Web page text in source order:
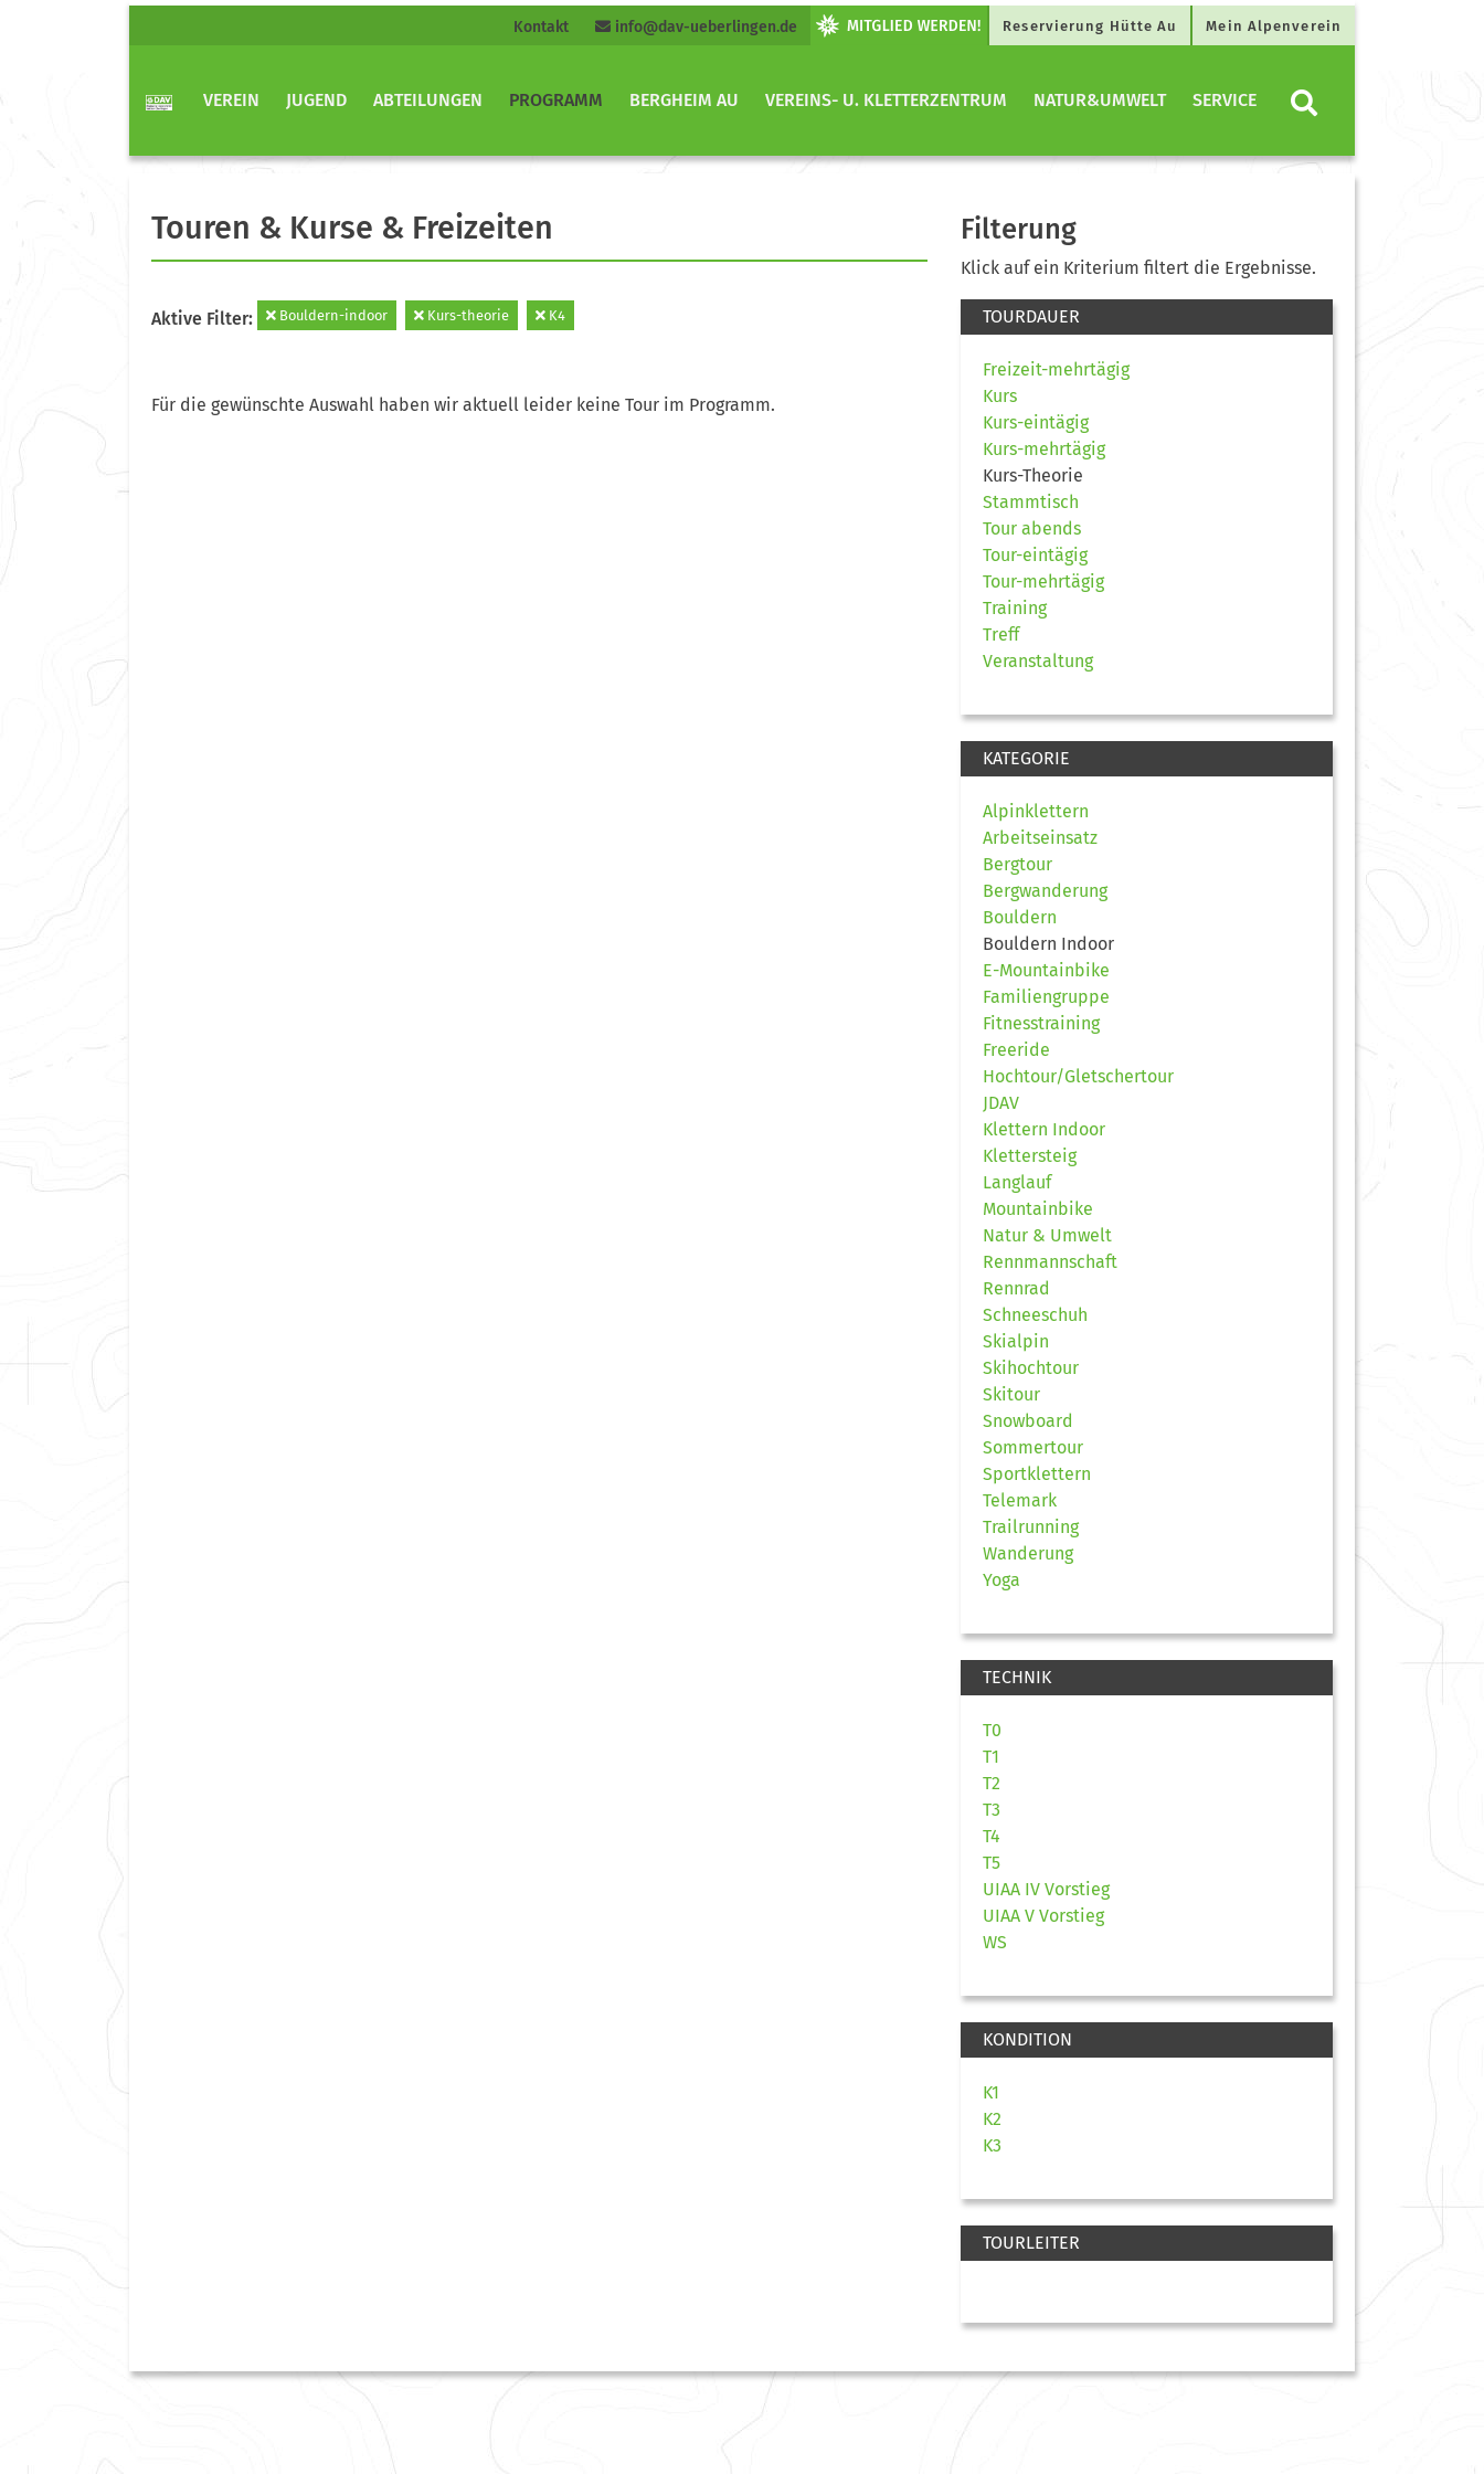
Kontakt info@dav-ueberlingen.de Reservierung Hütte Au Mein Alpenverein
VEREIN JUGEND ABTEILUNGEN PROGRAMM BERGHEIM AU VEREINS- U. KLETTERZENTRUM NATUR&UMWELT SERVICE
Touren & Kurse & Freizeiten
Aktive Filter: Bouldern-indoor Kurs-theorie K4
Für die gewünschte Auswahl haben wir aktuell leider keine Tour im Programm.
Filterung
Klick auf ein Kriterium filtert die Ergebnisse.
TOURDAUER
Freizeit-mehrtägig
Kurs
Kurs-eintägig
Kurs-mehrtägig
Kurs-Theorie
Stammtisch
Tour abends
Tour-eintägig
Tour-mehrtägig
Training
Treff
Veranstaltung
KATEGORIE
Alpinklettern
Arbeitseinsatz
Bergtour
Bergwanderung
Bouldern
Bouldern Indoor
E-Mountainbike
Familiengruppe
Fitnesstraining
Freeride
Hochtour/Gletschertour
JDAV
Klettern Indoor
Klettersteig
Langlauf
Mountainbike
Natur & Umwelt
Rennmannschaft
Rennrad
Schneeschuh
Skialpin
Skihochtour
Skitour
Snowboard
Sommertour
Sportklettern
Telemark
Trailrunning
Wanderung
Yoga
TECHNIK
T0
T1
T2
T3
T4
T5
UIAA IV Vorstieg
UIAA V Vorstieg
WS
KONDITION
K1
K2
K3
TOURLEITER